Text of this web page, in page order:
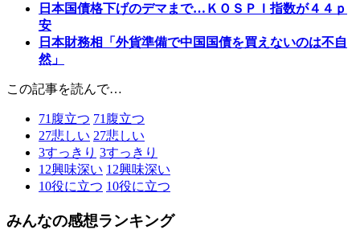
日本国債格下げのデマまで…ＫＯＳＰＩ指数が４４ｐ
安
日本財務相「外貨準備で中国国債を買えないのは不自
然」
この記事を読んで…
71 腹立つ 71 腹立つ
27悲しい 27悲しい
3すっきり 3すっきり
12興味深い 12興味深い
10役に立つ 10役に立つ
みんなの感想ランキング